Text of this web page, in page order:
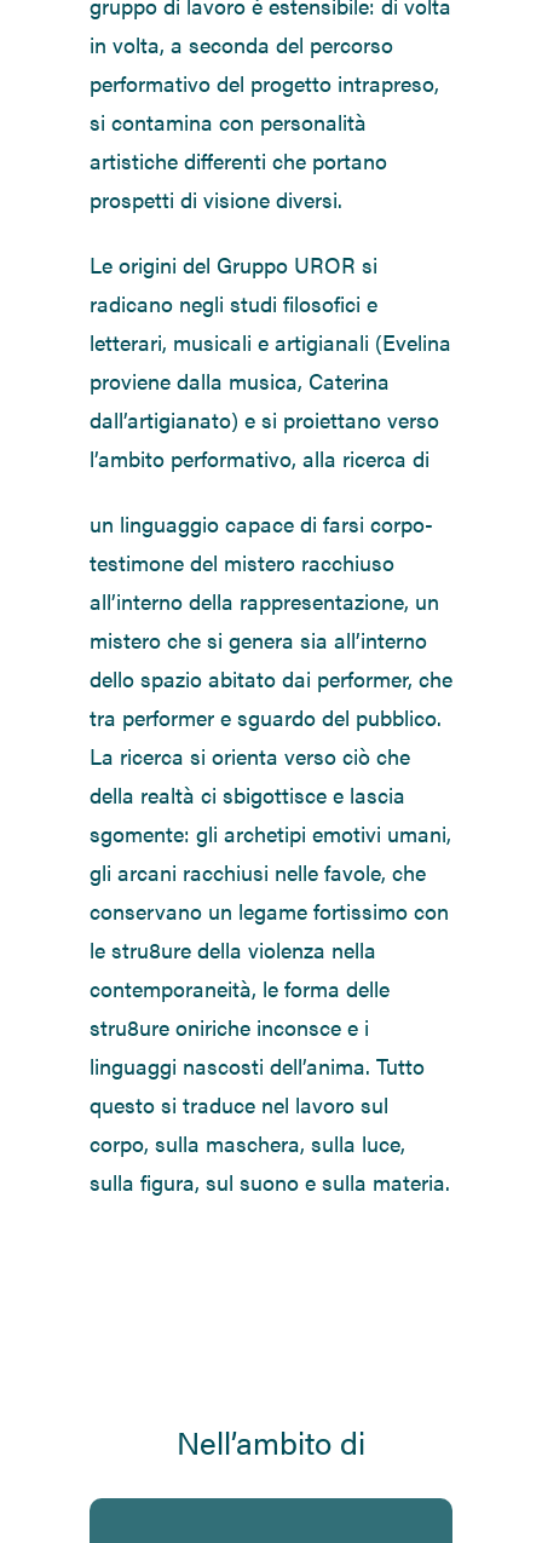
in volta, a seconda del percorso
performativo del progetto intrapreso,
si contamina con personalità
artistiche differenti che portano
prospetti di visione diversi.
Le origini del Gruppo UROR si
radicano negli studi filosofici e
letterari, musicali e artigianali (Evelina
proviene dalla musica, Caterina
dall’artigianato) e si proiettano verso
l’ambito performativo, alla ricerca di
un linguaggio capace di farsi corpo-
testimone del mistero racchiuso
all’interno della rappresentazione, un
mistero che si genera sia all’interno
dello spazio abitato dai performer, che
tra performer e sguardo del pubblico.
La ricerca si orienta verso ciò che
della realtà ci sbigottisce e lascia
sgomente: gli archetipi emotivi umani,
gli arcani racchiusi nelle favole, che
conservano un legame fortissimo con
le stru8ure della violenza nella
contemporaneità, le forma delle
stru8ure oniriche inconsce e i
linguaggi nascosti dell’anima. Tutto
questo si traduce nel lavoro sul
corpo, sulla maschera, sulla luce,
sulla figura, sul suono e sulla materia.
Nell’ambito di